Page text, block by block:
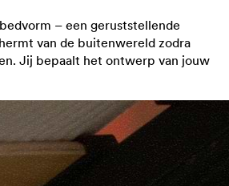
– een geruststellende
van de buitenwereld zodra
Jij bepaalt het ontwerp van jouw